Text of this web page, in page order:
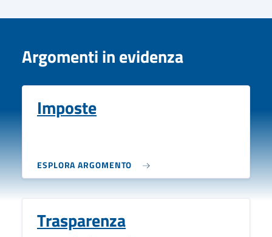
Argomenti in evidenza
Imposte
ESPLORA ARGOMENTO
Trasparenza